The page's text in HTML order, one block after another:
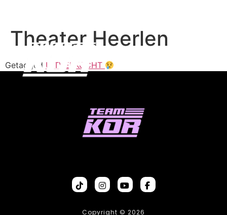
Theater Heerlen
Getagged UITVERKOCHT
Copyright © 2026